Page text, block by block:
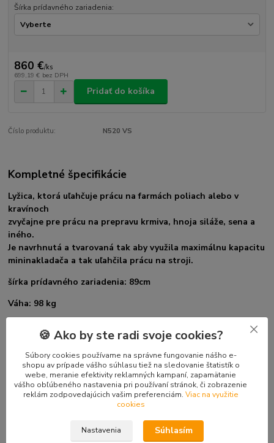
Šírka prídavného zariadenia:
860 €/ks
699,19 € bez DPH
Pridať do košíka
Číslo produktu: N520 VS
Kompletné špecifikácie
Lyžica, ktorá uľahčuje prácu na farmách poliach alebo v
kravínoch
zvyčajne pre prácu na prepravu krmiva, hnoja siláže, sena a
iného.
Je navrhnutá a tvarovaná tak aby využila maximálnu kapacitu
mininakladača a tak uľahčila prácu na stroji.
šírka prídavného zariadenia: 89cm
Váha: 98 kg
- pevný výkon
- zdvíhacia kapacita viskózneho materiálu 200 kg
- uľahčuje prácu s hnojom a inými materiálmi
- denná práca sa stáva potešenie
🍪 Ako by ste radi svoje cookies?
Súbory cookies používame na správne fungovanie nášho e-
shopu av prípade vášho súhlasu tiež na sledovanie štatistík o
webe, meranie efektivity reklamných kampaní, zapamätanie
vášho obľúbeného nastavenia pri používaní stránok, či zobrazenie
reklám zodpovedajúcich vašim preferenciám. Viac na využitie
cookies
Nastavenia Súhlasím